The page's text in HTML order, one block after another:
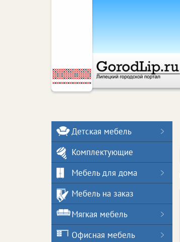
Детская мебель
Комплектующие
Мебель для дома
Мебель на заказ
Мягкая мебель
Офисная мебель